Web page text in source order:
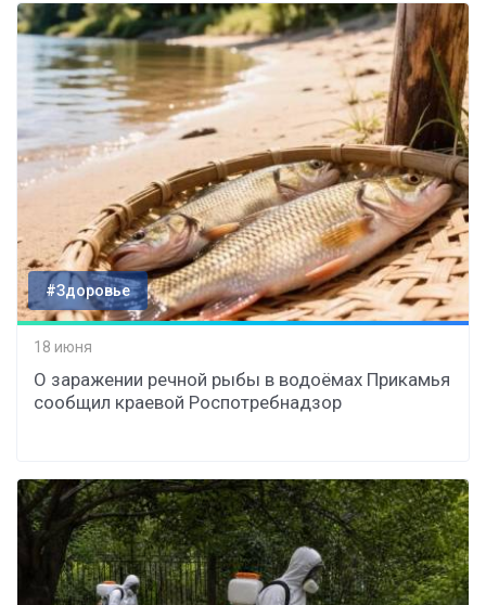
#Здоровье
18 июня
О заражении речной рыбы в водоёмах Прикамья
сообщил краевой Роспотребнадзор